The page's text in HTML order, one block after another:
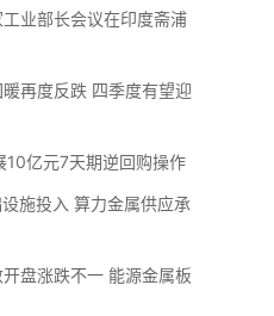
业部长会议在印度斋浦
再度反跌 四季度有望迎
10亿元7天期逆回购操作
施投入 算力金属供应承
盘涨跌不一 能源金属板